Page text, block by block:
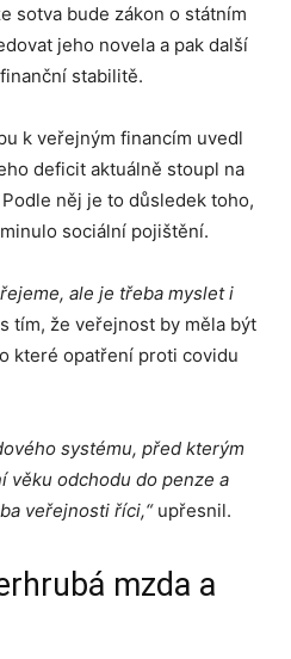
sotva bude zákon o státním
jeho novela a pak další
stabilitě.
k veřejným financím uvedl
deficit aktuálně stoupl na
něj je to důsledek toho,
sociální pojištění.
ale je třeba myslet i
tím, že veřejnost by měla být
které opatření proti covidu
systému, před kterým
věku odchodu do penze a
veřejnosti říci,“ upřesnil.
mzda a